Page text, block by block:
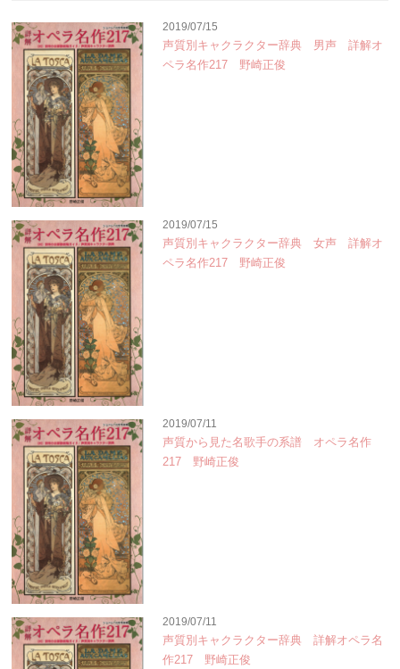
2019/07/15
声質別キャクラクター辞典 男声 詳解オ
ペラ名作217 野崎正俊
2019/07/15
声質別キャクラクター辞典 女声 詳解オ
ペラ名作217 野崎正俊
2019/07/11
声質から見た名歌手の系譜 オペラ名作
217 野崎正俊
2019/07/11
声質別キャクラクター辞典 詳解オペラ名
作217 野崎正俊